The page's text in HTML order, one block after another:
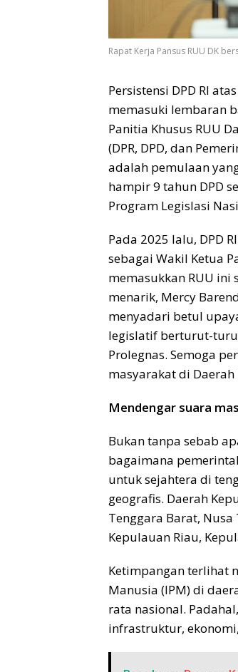
Rapat Kerja Pansus RUU DK
Persistensi DPD RI
memasuki lembaran
Panitia Khusus RUU
(DPR, DPD, dan
adalah pemulaan
hampir 9 tahun DPD
Program Legislasi
Pada 2025 lalu, DPD
sebagai Wakil Ketua
memasukkan RUU ini
menarik, Mercy
menyadari betul
legislatif berturut-
Prolegnas. Semoga
masyarakat di
Mendengar suara
Bukan tanpa sebab
bagaimana
untuk sejahtera di
geografis. Daerah
Tenggara Barat,
Kepulauan Riau,
Ketimpangan terlihat
Manusia (IPM) di
rata nasional.
infrastruktur,